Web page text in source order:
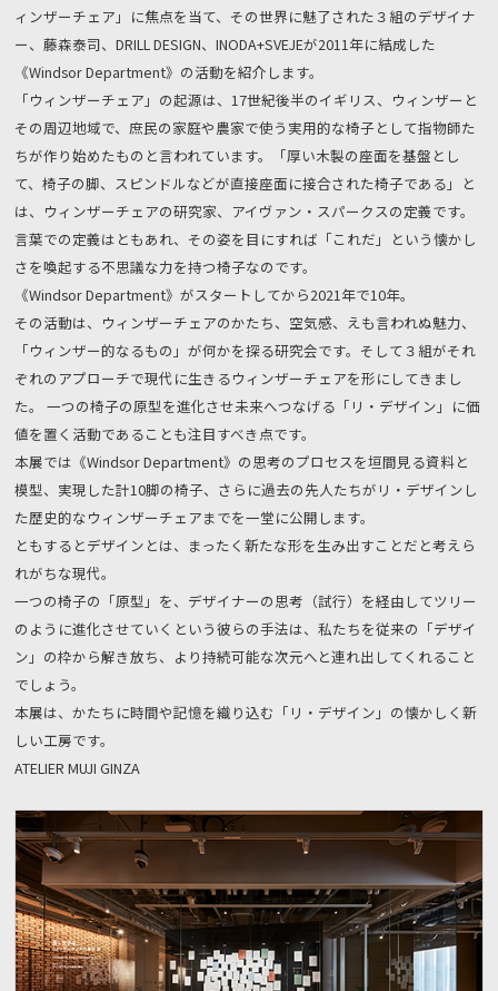
ィンザーチェア」に焦点を当て、その世界に魅了された３組のデザイナ
ー、藤森泰司、DRILL DESIGN、INODA+SVEJEが2011年に結成した
《Windsor Department》の活動を紹介します。
「ウィンザーチェア」の起源は、17世紀後半のイギリス、ウィンザーと
その周辺地域で、庶民の家庭や農家で使う実用的な椅子として指物師た
ちが作り始めたものと言われています。「厚い木製の座面を基盤とし
て、椅子の脚、スピンドルなどが直接座面に接合された椅子である」と
は、ウィンザーチェアの研究家、アイヴァン・スパークスの定義です。
言葉での定義はともあれ、その姿を目にすれば「これだ」という懐かし
さを喚起する不思議な力を持つ椅子なのです。
《Windsor Department》がスタートしてから2021年で10年。
その活動は、ウィンザーチェアのかたち、空気感、えも言われぬ魅力、
「ウィンザー的なるもの」が何かを探る研究会です。そして３組がそれ
ぞれのアプローチで現代に生きるウィンザーチェアを形にしてきまし
た。 一つの椅子の原型を進化させ未来へつなげる「リ・デザイン」に価
値を置く活動であることも注目すべき点です。
本展では《Windsor Department》の思考のプロセスを垣間見る資料と
模型、実現した計10脚の椅子、さらに過去の先人たちがリ・デザインし
た歴史的なウィンザーチェアまでを一堂に公開します。
ともするとデザインとは、まったく新たな形を生み出すことだと考えら
れがちな現代。
一つの椅子の「原型」を、デザイナーの思考（試行）を経由してツリー
のように進化させていくという彼らの手法は、私たちを従来の「デザイ
ン」の枠から解き放ち、より持続可能な次元へと連れ出してくれること
でしょう。
本展は、かたちに時間や記憶を織り込む「リ・デザイン」の懐かしく新
しい工房です。
ATELIER MUJI GINZA